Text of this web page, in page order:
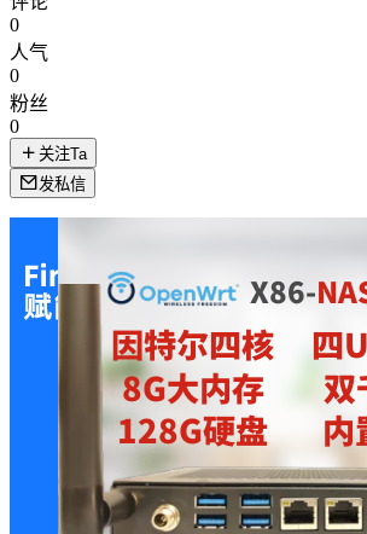
0
人气
0
粉丝
0
关注Ta
发私信